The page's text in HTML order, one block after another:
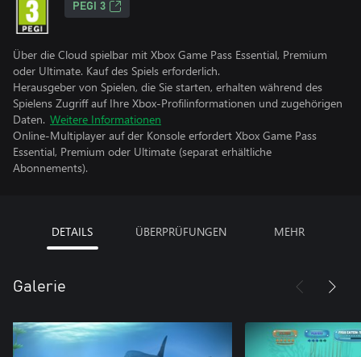
PEGI 3
Über die Cloud spielbar mit Xbox Game Pass Essential, Premium
oder Ultimate. Kauf des Spiels erforderlich.
Herausgeber von Spielen, die Sie starten, erhalten während des
Spielens Zugriff auf Ihre Xbox-Profilinformationen und zugehörigen
Daten. Weitere Informationen
Online-Multiplayer auf der Konsole erfordert Xbox Game Pass
Essential, Premium oder Ultimate (separat erhältliche
Abonnements).
DETAILS ÜBERPRÜFUNGEN MEHR
Galerie